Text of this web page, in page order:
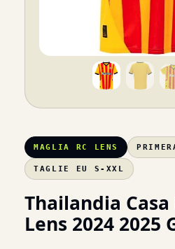
MAGLIA RC LENS
TAGLIE EU S-XXL
Thailandia Casa
Lens 2024 2025